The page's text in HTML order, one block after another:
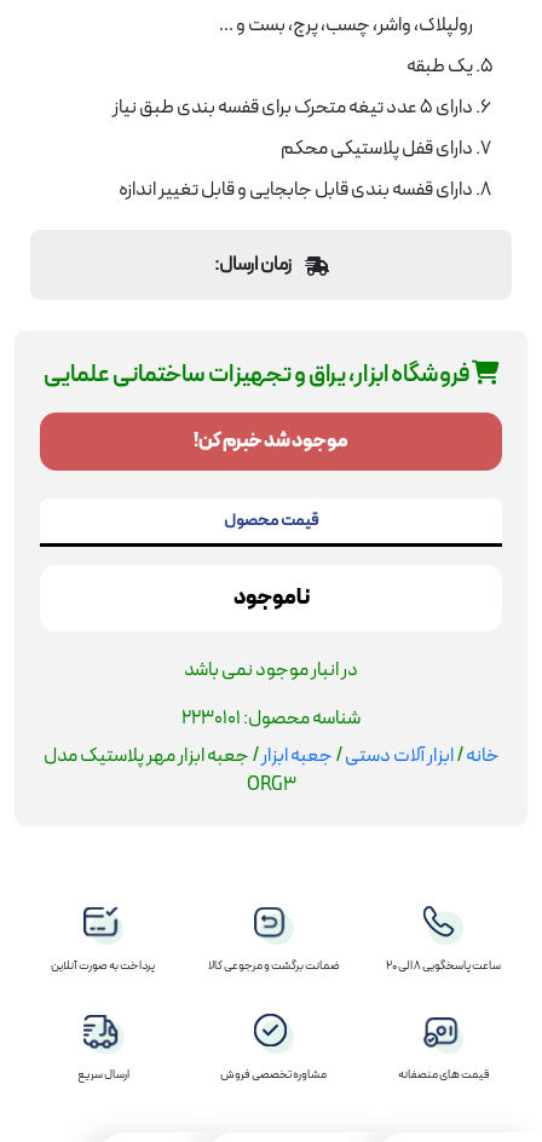
رولپلاک، واشر، چسب، پرچ، بست و …
یک طبقه
دارای ۵ عدد تیغه متحرک برای قفسه بندی طبق نیاز
دارای قفل پلاستیکی محکم
دارای قفسه بندی قابل جابجایی و قابل تغییر اندازه
زمان ارسال:
فروشگاه ابزار، یراق و تجهیزات ساختمانی علمایی
موجود شد خبرم کن!
قیمت محصول
ناموجود
در انبار موجود نمی باشد
شناسه محصول:2230101
خانه/ابزار آلات دستی/جعبه ابزار/ جعبه ابزار مهر پلاستيک مدل
ORG3
ساعت پاسخگویی 8 الی 20 ضمانت برگشت و مرجوعی کالا پرداخت به صورت آنلاین
قیمت های منصفانه مشاوره تخصصی فروش ارسال سریع